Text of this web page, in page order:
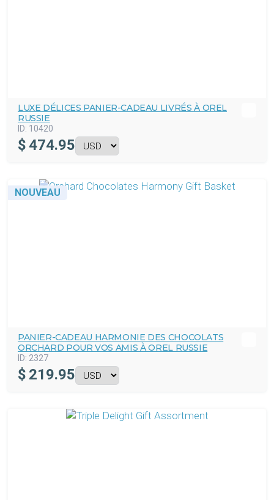
LUXE DÉLICES PANIER-CADEAU LIVRÉS À OREL
RUSSIE
ID: 10420
$ 474.95
NOUVEAU
PANIER-CADEAU HARMONIE DES CHOCOLATS
ORCHARD POUR VOS AMIS À OREL RUSSIE
ID: 2327
$ 219.95